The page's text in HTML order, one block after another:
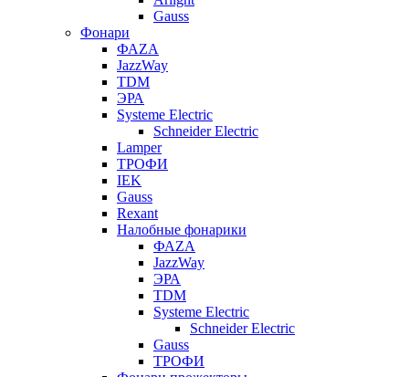
Gauss
Фонари
ФАZА
JazzWay
TDM
ЭРА
Systeme Electric
Schneider Electric
Lamper
ТРОФИ
IEK
Gauss
Rexant
Налобные фонарики
ФАZА
JazzWay
ЭРА
TDM
Systeme Electric
Schneider Electric
Gauss
ТРОФИ